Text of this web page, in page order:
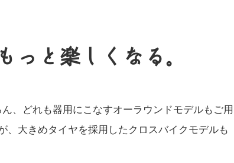
と楽しくなる。
、どれも器用にこなすオーラウンドモデルもご用
、大きめタイヤを採用したクロスバイクモデルも